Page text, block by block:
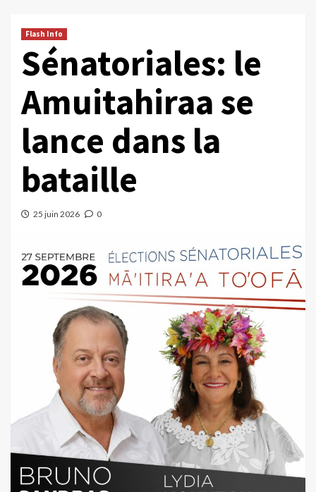
Flash Info
Sénatoriales: le
Amuitahiraa se
lance dans la
bataille
25 juin 2026 0